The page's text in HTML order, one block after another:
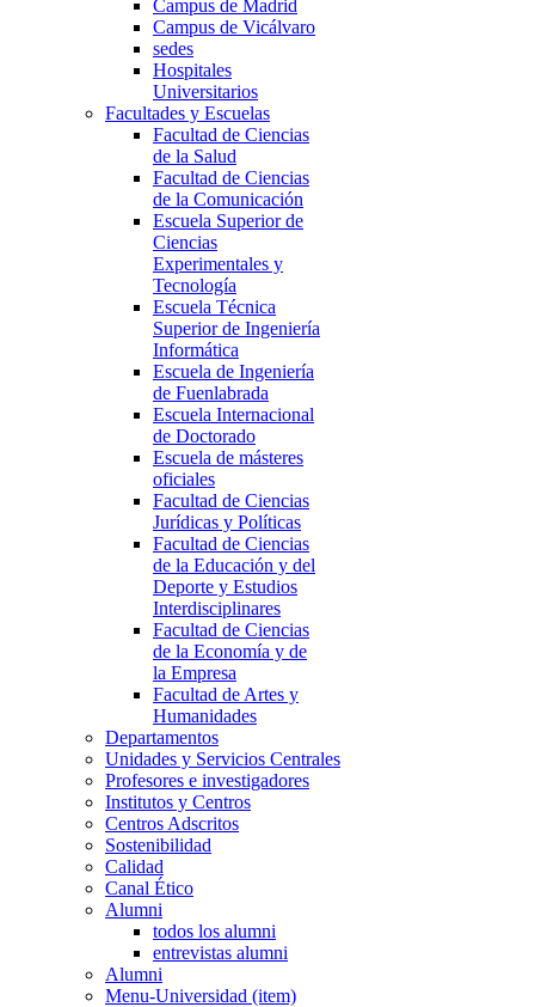
Campus de Madrid
Campus de Vicálvaro
sedes
Hospitales
Universitarios
Facultades y Escuelas
Facultad de Ciencias
de la Salud
Facultad de Ciencias
de la Comunicación
Escuela Superior de
Ciencias
Experimentales y
Tecnología
Escuela Técnica
Superior de Ingeniería
Informática
Escuela de Ingeniería
de Fuenlabrada
Escuela Internacional
de Doctorado
Escuela de másteres
oficiales
Facultad de Ciencias
Jurídicas y Políticas
Facultad de Ciencias
de la Educación y del
Deporte y Estudios
Interdisciplinares
Facultad de Ciencias
de la Economía y de
la Empresa
Facultad de Artes y
Humanidades
Departamentos
Unidades y Servicios Centrales
Profesores e investigadores
Institutos y Centros
Centros Adscritos
Sostenibilidad
Calidad
Canal Ético
Alumni
todos los alumni
entrevistas alumni
Alumni
Menu-Universidad (item)